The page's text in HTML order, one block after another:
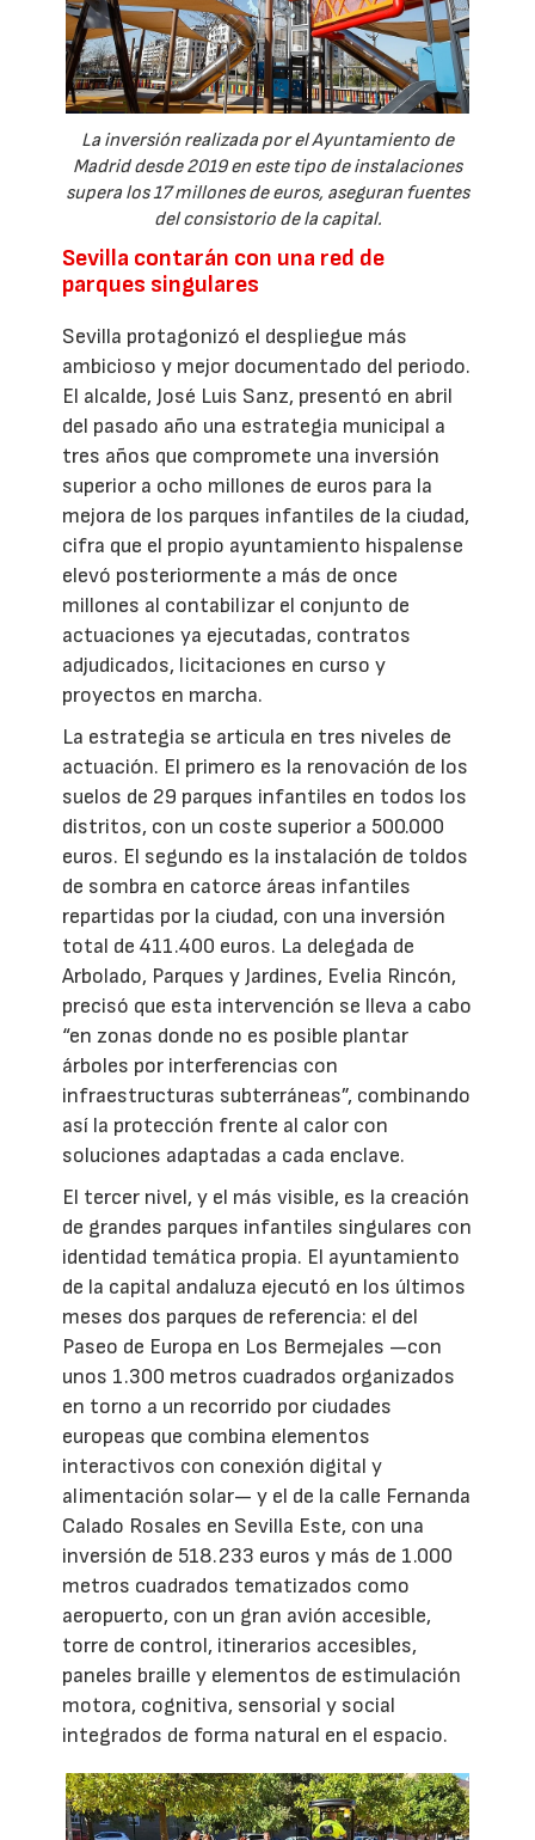
La inversión realizada por el Ayuntamiento de
Madrid desde 2019 en este tipo de instalaciones
supera los 17 millones de euros, aseguran fuentes
del consistorio de la capital.
Sevilla contarán con una red de
parques singulares
Sevilla protagonizó el despliegue más
ambicioso y mejor documentado del periodo.
El alcalde, José Luis Sanz, presentó en abril
del pasado año una estrategia municipal a
tres años que compromete una inversión
superior a ocho millones de euros para la
mejora de los parques infantiles de la ciudad,
cifra que el propio ayuntamiento hispalense
elevó posteriormente a más de once
millones al contabilizar el conjunto de
actuaciones ya ejecutadas, contratos
adjudicados, licitaciones en curso y
proyectos en marcha.
La estrategia se articula en tres niveles de
actuación. El primero es la renovación de los
suelos de 29 parques infantiles en todos los
distritos, con un coste superior a 500.000
euros. El segundo es la instalación de toldos
de sombra en catorce áreas infantiles
repartidas por la ciudad, con una inversión
total de 411.400 euros. La delegada de
Arbolado, Parques y Jardines, Evelia Rincón,
precisó que esta intervención se lleva a cabo
“en zonas donde no es posible plantar
árboles por interferencias con
infraestructuras subterráneas”, combinando
así la protección frente al calor con
soluciones adaptadas a cada enclave.
El tercer nivel, y el más visible, es la creación
de grandes parques infantiles singulares con
identidad temática propia. El ayuntamiento
de la capital andaluza ejecutó en los últimos
meses dos parques de referencia: el del
Paseo de Europa en Los Bermejales —con
unos 1.300 metros cuadrados organizados
en torno a un recorrido por ciudades
europeas que combina elementos
interactivos con conexión digital y
alimentación solar— y el de la calle Fernanda
Calado Rosales en Sevilla Este, con una
inversión de 518.233 euros y más de 1.000
metros cuadrados tematizados como
aeropuerto, con un gran avión accesible,
torre de control, itinerarios accesibles,
paneles braille y elementos de estimulación
motora, cognitiva, sensorial y social
integrados de forma natural en el espacio.